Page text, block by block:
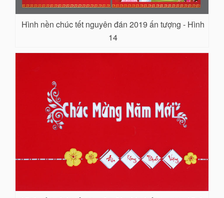
Hình nền chúc tết nguyên đán 2019 ấn tượng - Hình
14